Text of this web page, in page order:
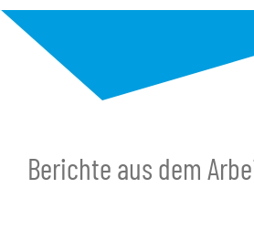
Berichte aus dem